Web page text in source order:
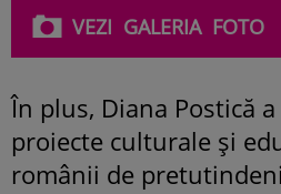
VEZI GALERIAFOTO
În plus, Diana Postică
proiecte culturale și
românii de